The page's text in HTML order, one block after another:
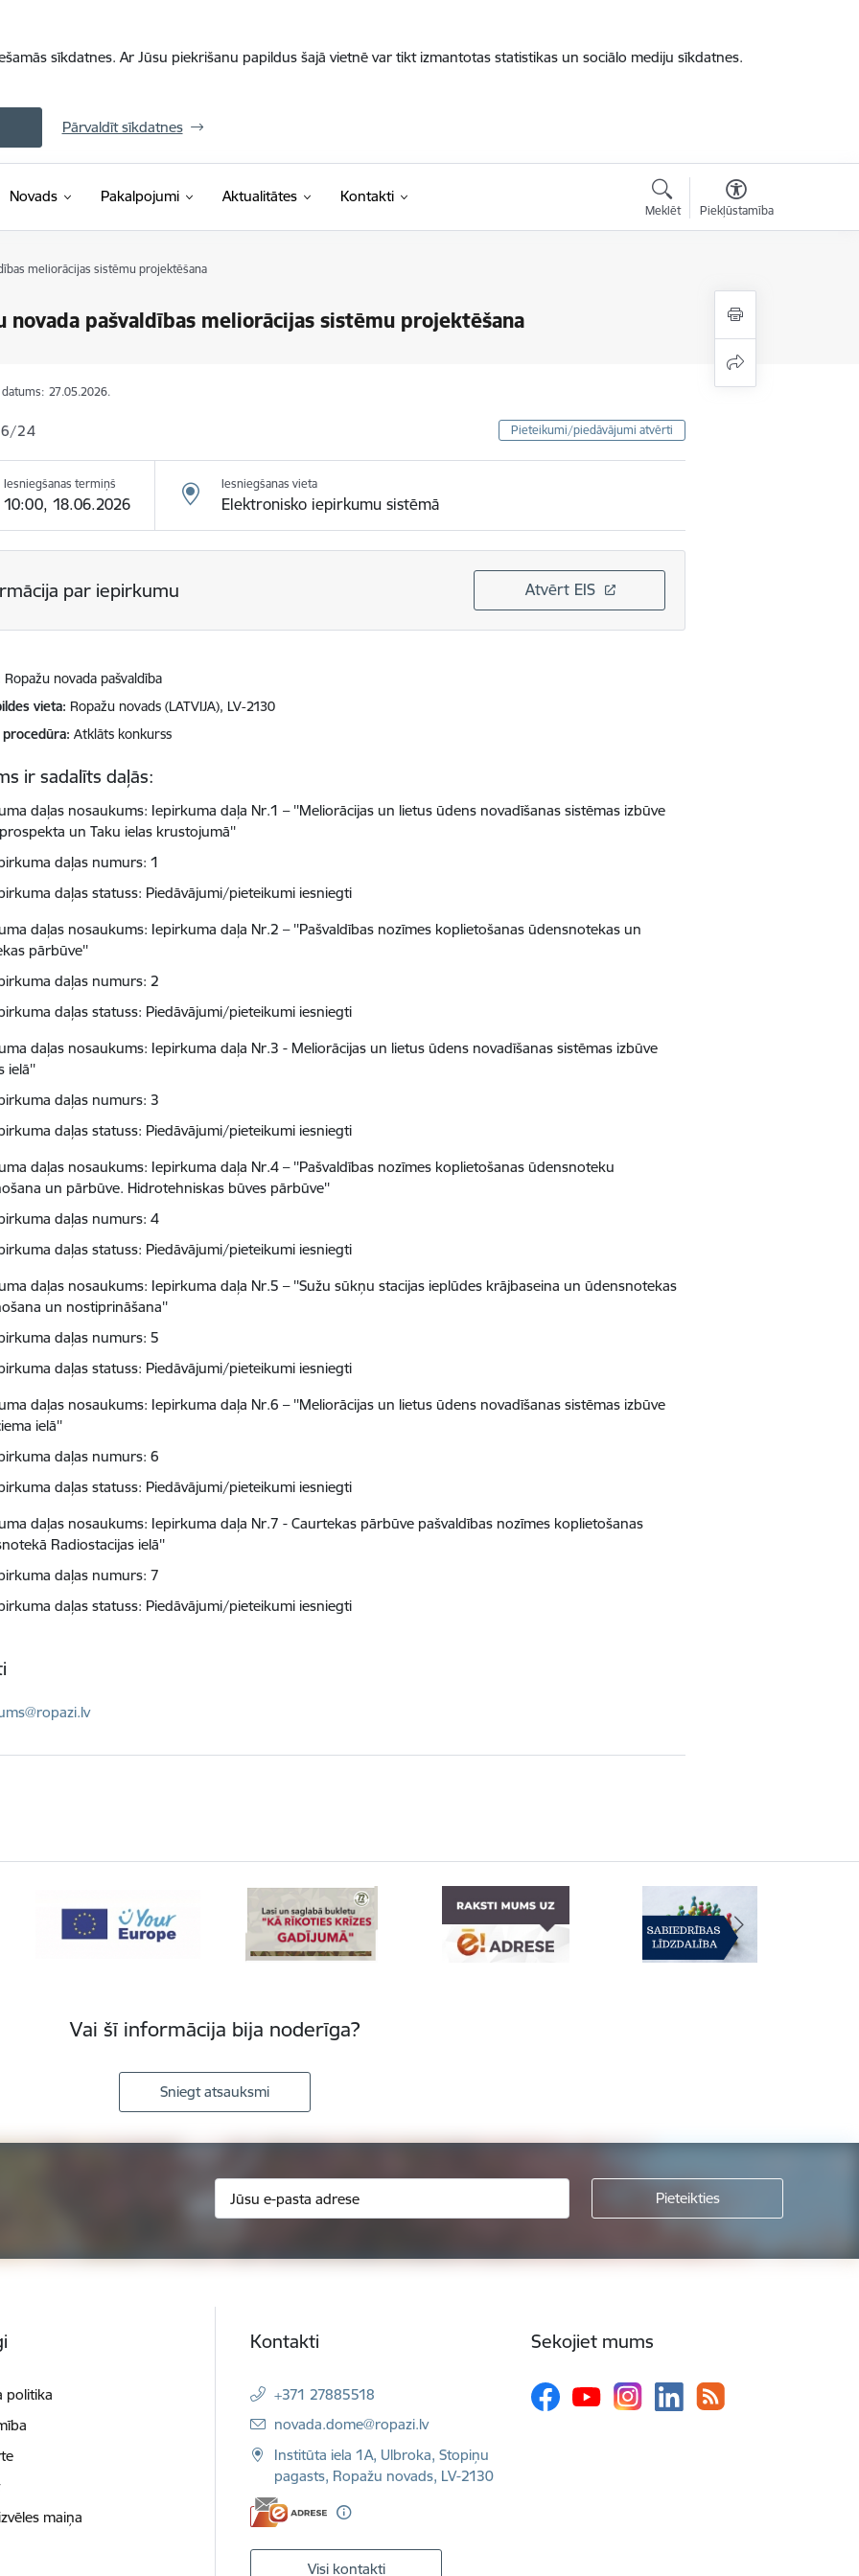
sīkdatnes. Ar Jūsu piekrišanu papildus šajā vietnē var tikt izmantotas statistikas un sociālo mediju sīkdatnes.
Pārvaldīt sīkdatnes
Novads Pakalpojumi Aktualitātes Kontakti
Meklēt Piekļūstamība
meliorācijas sistēmu projektēšana
novada pašvaldības meliorācijas sistēmu projektēšana
27.05.2026.
24 Pieteikumi/piedāvājumi atvērti
Iesniegšanas termiņš
10:00, 18.06.2026
Iesniegšanas vieta
Elektronisko iepirkumu sistēmā
par iepirkumu Atvērt EIS
Ropažu novada pašvaldība
vieta Ropažu novads (LATVIJA), LV-2130
Atklāts konkurss
ir sadalīts daļās:
daļas nosaukums: Iepirkuma daļa Nr.1 – ''Meliorācijas un lietus ūdens novadīšanas sistēmas izbūve
un Taku ielas krustojumā''
daļas numurs: 1
daļas statuss: Piedāvājumi/pieteikumi iesniegti
daļas nosaukums: Iepirkuma daļa Nr.2 – ''Pašvaldības nozīmes koplietošanas ūdensnotekas un
pārbūve''
daļas numurs: 2
daļas statuss: Piedāvājumi/pieteikumi iesniegti
daļas nosaukums: Iepirkuma daļa Nr.3 - Meliorācijas un lietus ūdens novadīšanas sistēmas izbūve
ielā''
daļas numurs: 3
daļas statuss: Piedāvājumi/pieteikumi iesniegti
daļas nosaukums: Iepirkuma daļa Nr.4 – ''Pašvaldības nozīmes koplietošanas ūdensnoteku
un pārbūve. Hidrotehniskas būves pārbūve''
daļas numurs: 4
daļas statuss: Piedāvājumi/pieteikumi iesniegti
daļas nosaukums: Iepirkuma daļa Nr.5 – ''Sužu sūkņu stacijas ieplūdes krājbaseina un ūdensnotekas
un nostiprināšana''
daļas numurs: 5
daļas statuss: Piedāvājumi/pieteikumi iesniegti
daļas nosaukums: Iepirkuma daļa Nr.6 – ''Meliorācijas un lietus ūdens novadīšanas sistēmas izbūve
ielā''
daļas numurs: 6
daļas statuss: Piedāvājumi/pieteikumi iesniegti
daļas nosaukums: Iepirkuma daļa Nr.7 - Caurtekas pārbūve pašvaldības nozīmes koplietošanas
Radiostacijas ielā''
daļas numurs: 7
daļas statuss: Piedāvājumi/pieteikumi iesniegti
Vai šī informācija bija noderīga?
Sniegt atsauksmi
politika
maiņa
Kontakti
+371 27885518
E-pasts:
novada.dome@ropazi.lv
Institūta iela 1A, Ulbroka, Stopiņu
pagasts, Ropažu novads, LV-2130
Visi kontakti
Sekojiet mums